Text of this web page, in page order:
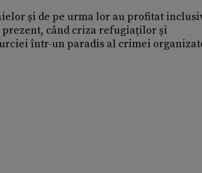
și de pe urma lor au profitat
când criza refugiaților și
într-un paradis al crimei